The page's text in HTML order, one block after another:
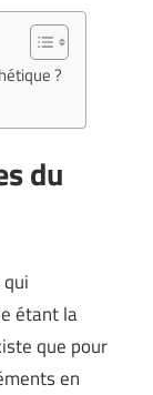
?
du
étant la
que pour
en